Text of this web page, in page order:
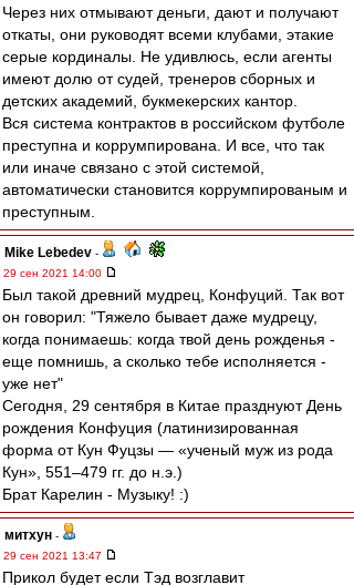
Через них отмывают деньги, дают и получают
откаты, они руководят всеми клубами, этакие
серые кординалы. Не удивлюсь, если агенты
имеют долю от судей, тренеров сборных и
детских академий, букмекерских кантор.
Вся система контрактов в российском футболе
преступна и коррумпирована. И все, что так
или иначе связано с этой системой,
автоматически становится коррумпированым и
преступным.
Mike Lebedev -
29 сен 2021 14:00
Был такой древний мудрец, Конфуций. Так вот
он говорил: "Тяжело бывает даже мудрецу,
когда понимаешь: когда твой день рожденья -
еще помнишь, а сколько тебе исполняется -
уже нет"
Сегодня, 29 сентября в Китае празднуют День
рождения Конфуция (латинизированная
форма от Кун Фуцзы — «ученый муж из рода
Кун», 551–479 гг. до н.э.)
Брат Карелин - Музыку! :)
митхун -
29 сен 2021 13:47
Прикол будет если Тэд возглавит